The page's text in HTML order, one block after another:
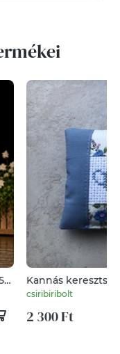
Kannás
csiribiribolt
2 300 Ft